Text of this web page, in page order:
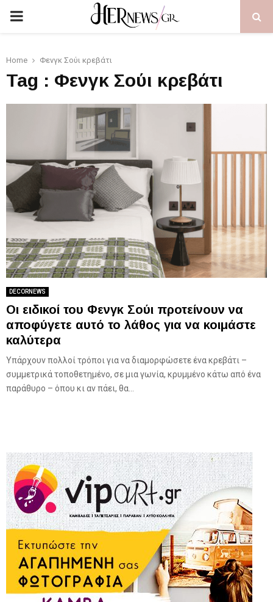
PRIMARY
Home Φενγκ Σούι κρεβάτι
Tag : Φενγκ Σούι κρεβάτι
DECORNEWS
Οι ειδικοί του Φενγκ Σούι προτείνουν να
αποφύγετε αυτό το λάθος για να κοιμάστε
καλύτερα
Υπάρχουν πολλοί τρόποι για να διαμορφώσετε ένα κρεβάτι –
συμμετρικά τοποθετημένο, σε μια γωνία, κρυμμένο κάτω από ένα
παράθυρο – όπου κι αν πάει, θα...